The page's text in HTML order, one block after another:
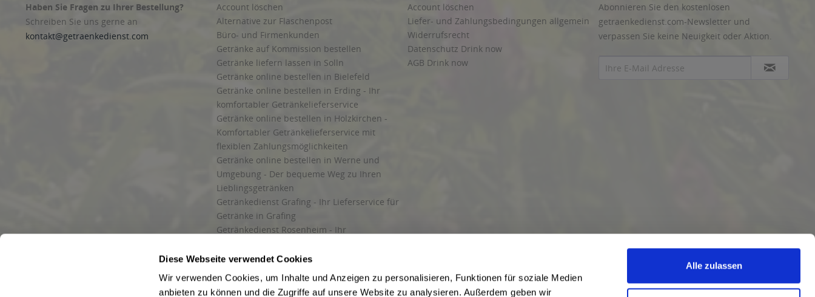
Diese Webseite verwendet Cookies
Wir verwenden Cookies, um Inhalte und Anzeigen zu personalisieren, Funktionen für soziale Medien
anbieten zu können und die Zugriffe auf unsere Website zu analysieren. Außerdem geben wir
Alle zulassen
Haben Sie Fragen zu Ihrer Bestellung?
Schreiben Sie uns gerne an
kontakt@getraenkedienst.com
Account löschen
Alternative zur Flaschenpost
Büro- und Firmenkunden
Getränke auf Kommission bestellen
Getränke liefern lassen in Solln
Getränke online bestellen in Bielefeld
Getränke online bestellen in Erding - Ihr
komfortabler Getränkelieferservice
Getränke online bestellen in Holzkirchen -
Komfortabler Getränkelieferservice mit
flexiblen Zahlungsmöglichkeiten
Getränke online bestellen in Werne und
Umgebung - Der bequeme Weg zu Ihren
Lieblingsgetränken
Getränkedienst Grafing - Ihr Lieferservice für
Getränke in Grafing
Getränkedienst Rosenheim - Ihr
und Umgebung
Liefergebiet
Account löschen
Liefer- und Zahlungsbedingungen allgemein
Widerrufsrecht
Datenschutz Drink now
AGB Drink now
Abonnieren Sie den kostenlosen
getraenkedienst.com-Newsletter und
verpassen Sie keine Neuigkeit oder Aktion.